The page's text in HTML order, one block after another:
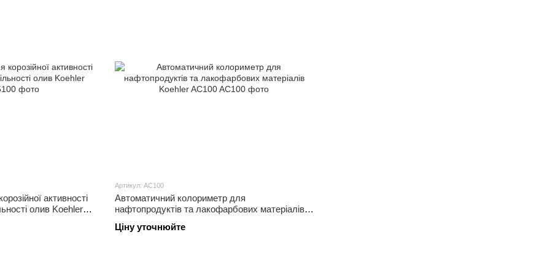
активності
олив Koehler
Артикул: AC100
Автоматичний колориметр для
нафтопродуктів та лакофарбових матеріалів
Ціну уточнюйте